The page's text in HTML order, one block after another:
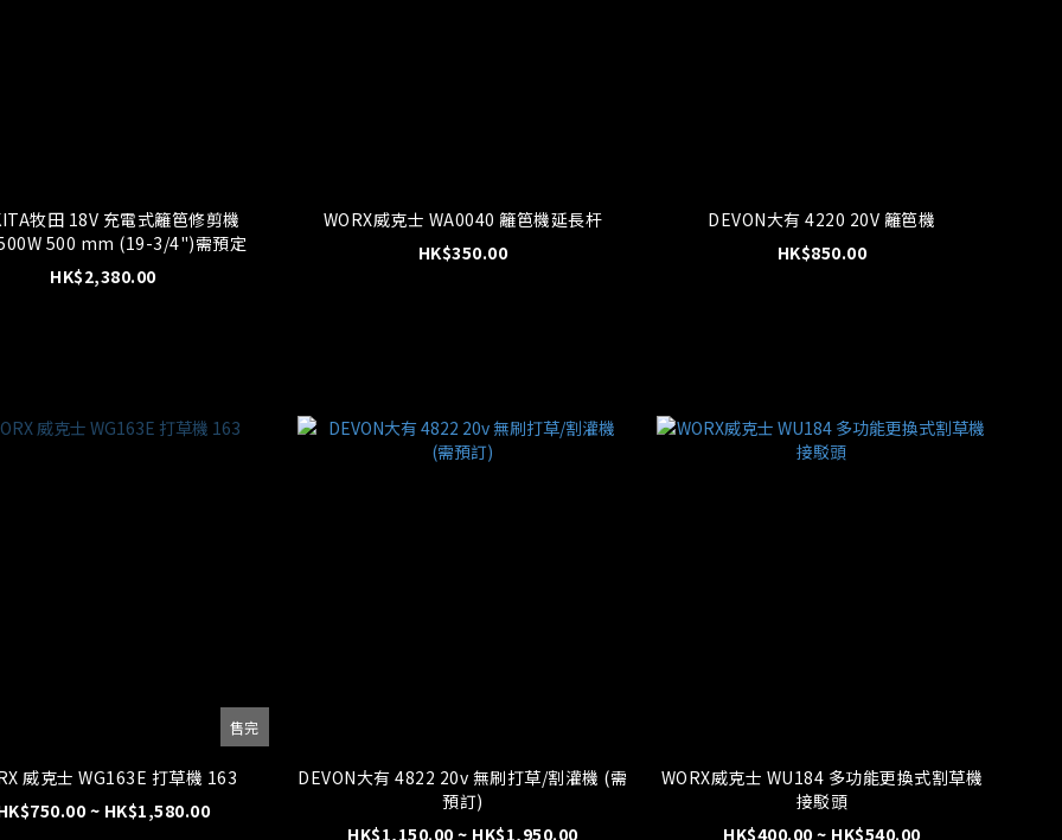
充電式籬笆修剪機
DUN500W 500 mm (19-3/4")需預定
HK$2,380.00
WORX威克士 WA0040 籬笆機延長杆
HK$350.00
DEVON大有 4220 20V 籬笆機
HK$850.00
售完
威克士 WG163E 打草機 163
~ HK$1,580.00
DEVON大有 4822 20v 無刷打草/割灌機 (需
預訂)
HK$1,150.00 ~ HK$1,950.00
WORX威克士 WU184 多功能更換式割草機
接駁頭
HK$400.00 ~ HK$540.00